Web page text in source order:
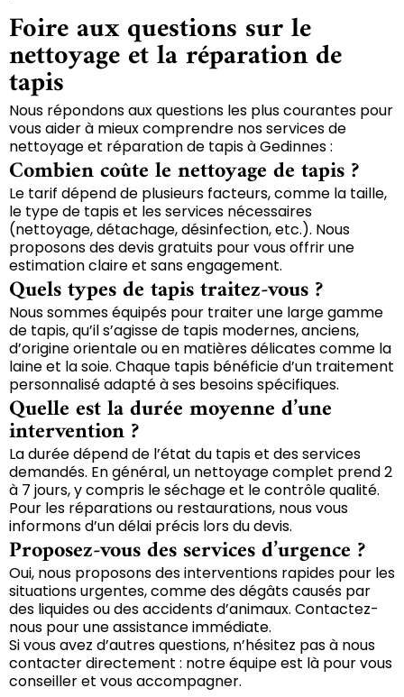
Foire aux questions sur le
nettoyage et la réparation de
tapis
Nous répondons aux questions les plus courantes pour
vous aider à mieux comprendre nos services de
nettoyage et réparation de tapis à Gedinnes :
Combien coûte le nettoyage de tapis ?
Le tarif dépend de plusieurs facteurs, comme la taille,
le type de tapis et les services nécessaires
(nettoyage, détachage, désinfection, etc.). Nous
proposons des devis gratuits pour vous offrir une
estimation claire et sans engagement.
Quels types de tapis traitez-vous ?
Nous sommes équipés pour traiter une large gamme
de tapis, qu’il s’agisse de tapis modernes, anciens,
d’origine orientale ou en matières délicates comme la
laine et la soie. Chaque tapis bénéficie d’un traitement
personnalisé adapté à ses besoins spécifiques.
Quelle est la durée moyenne d’une
intervention ?
La durée dépend de l’état du tapis et des services
demandés. En général, un nettoyage complet prend 2
à 7 jours, y compris le séchage et le contrôle qualité.
Pour les réparations ou restaurations, nous vous
informons d’un délai précis lors du devis.
Proposez-vous des services d’urgence ?
Oui, nous proposons des interventions rapides pour les
situations urgentes, comme des dégâts causés par
des liquides ou des accidents d’animaux. Contactez-
nous pour une assistance immédiate.
Si vous avez d’autres questions, n’hésitez pas à nous
contacter directement : notre équipe est là pour vous
conseiller et vous accompagner.